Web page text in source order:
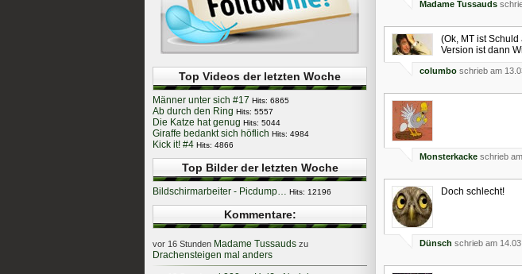
Madame Tussauds
(Ok, MT ist
Version ist dann
columbo schrieb am
Monsterkacke schrieb
Doch schlecht!
Dünsch schrieb am
Top Videos der letzten Woche
Männer unter sich #17 Hits: 6865
Ab durch den Ring Hits: 5557
Die Katze hat genug Hits: 5044
Giraffe bedankt sich höflich Hits: 4984
Kick it! #4 Hits: 4866
Top Bilder der letzten Woche
Bildschirmarbeiter - Picdump… Hits: 12196
Kommentare:
vor 16 Stunden Madame Tussauds zu
Drachensteigen mal anders